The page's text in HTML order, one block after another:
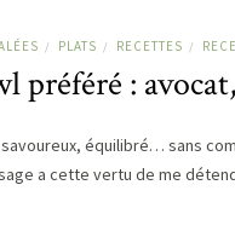
/ PLATS / RECETTES /
préféré :
équilibré… sans
a cette vertu de me